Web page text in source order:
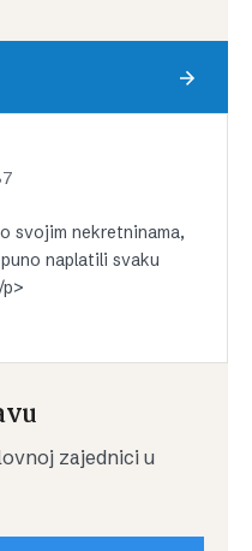
svojim nekretninama,
naplatili svaku
zajednici u